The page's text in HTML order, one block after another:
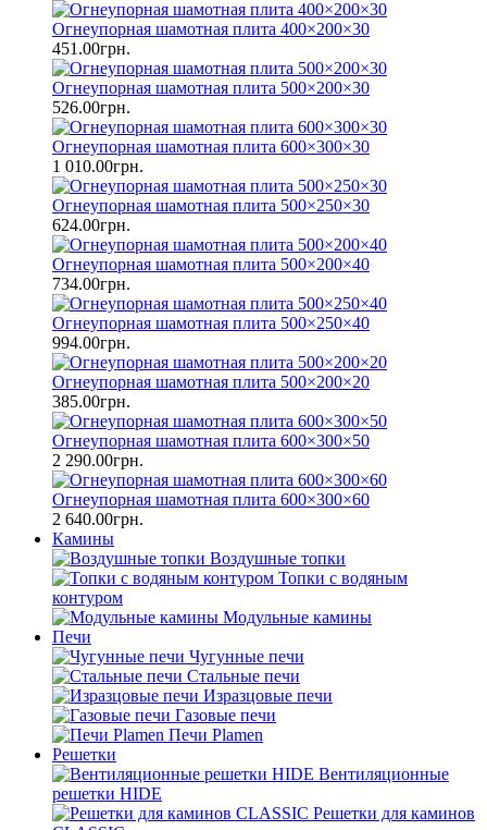
Огнеупорная шамотная плита 400×200×30
451.00грн.
Огнеупорная шамотная плита 500×200×30
526.00грн.
Огнеупорная шамотная плита 600×300×30
1 010.00грн.
Огнеупорная шамотная плита 500×250×30
624.00грн.
Огнеупорная шамотная плита 500×200×40
734.00грн.
Огнеупорная шамотная плита 500×250×40
994.00грн.
Огнеупорная шамотная плита 500×200×20
385.00грн.
Огнеупорная шамотная плита 600×300×50
2 290.00грн.
Огнеупорная шамотная плита 600×300×60
2 640.00грн.
Камины
Воздушные топки
Топки с водяным
контуром
Модульные камины
Печи
Чугунные печи
Стальные печи
Изразцовые печи
Газовые печи
Печи Plamen
Решетки
Вентиляционные
решетки HIDE
Решетки для каминов